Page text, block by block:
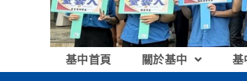
基中首頁 關於基中 基